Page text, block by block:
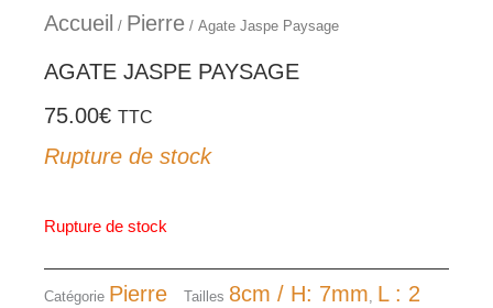
Accueil / Pierre / Agate Jaspe Paysage
AGATE JASPE PAYSAGE
75.00€ TTC
Rupture de stock
Rupture de stock
Catégorie Pierre Tailles 8cm / H: 7mm, L : 2